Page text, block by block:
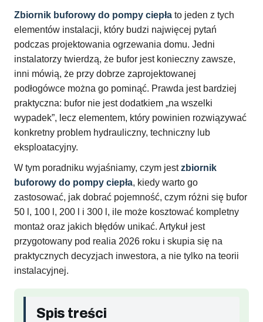
Zbiornik buforowy do pompy ciepła to jeden z tych
elementów instalacji, który budzi najwięcej pytań
podczas projektowania ogrzewania domu. Jedni
instalatorzy twierdzą, że bufor jest konieczny zawsze,
inni mówią, że przy dobrze zaprojektowanej
podłogówce można go pominąć. Prawda jest bardziej
praktyczna: bufor nie jest dodatkiem „na wszelki
wypadek”, lecz elementem, który powinien rozwiązywać
konkretny problem hydrauliczny, techniczny lub
eksploatacyjny.
W tym poradniku wyjaśniamy, czym jestzbiornik
buforowy do pompy ciepła, kiedy warto go
zastosować, jak dobrać pojemność, czym różni się bufor
50 l, 100 l, 200 l i 300 l, ile może kosztować kompletny
montaż oraz jakich błędów unikać. Artykuł jest
przygotowany pod realia 2026 roku i skupia się na
praktycznych decyzjach inwestora, a nie tylko na teorii
instalacyjnej.
Spis treści